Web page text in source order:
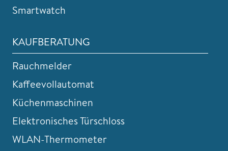
Smartwatch
KAUFBERATUNG
Rauchmelder
Kaffeevollautomat
Küchenmaschinen
Elektronisches Türschloss
WLAN-Thermometer